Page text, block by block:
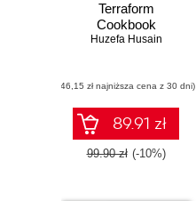
Terraform
Cookbook
Huzefa Husain
(46,15 zł najniższa cena z 30 dni)
89.91 zł
99.90 zł (-10%)